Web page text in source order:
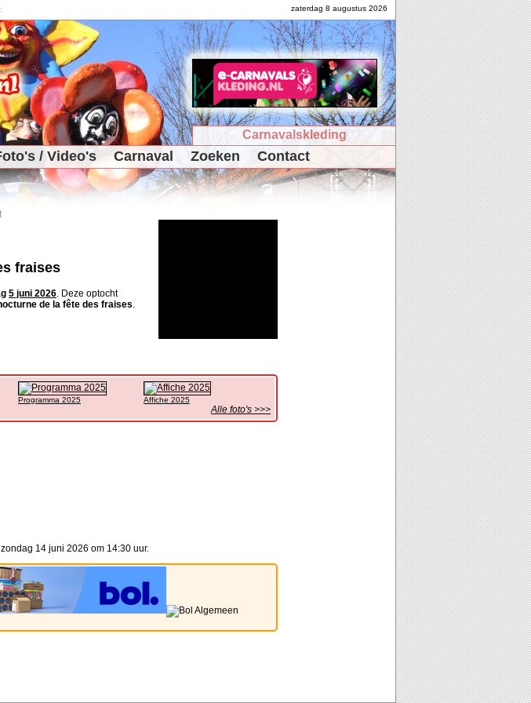
zaterdag 8 augustus 2026
.
Carnavalskleding
/ Video's Carnaval Zoeken Contact
fraises
5 juni 2026. Deze optocht
de la fête des fraises.
Programma 2025 Affiche 2025
Alle foto's >>>
14 juni 2026 om 14:30 uur.